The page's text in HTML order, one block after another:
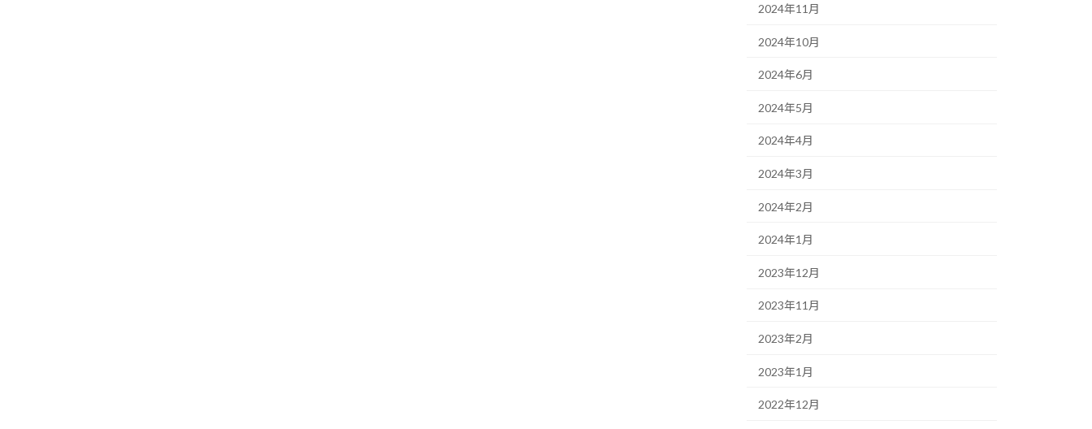
2024年11月
2024年10月
2024年6月
2024年5月
2024年4月
2024年3月
2024年2月
2024年1月
2023年12月
2023年11月
2023年2月
2023年1月
2022年12月